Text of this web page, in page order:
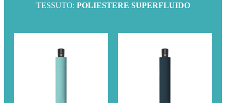
TESSUTO: POLIESTERE SUPERFLUIDO